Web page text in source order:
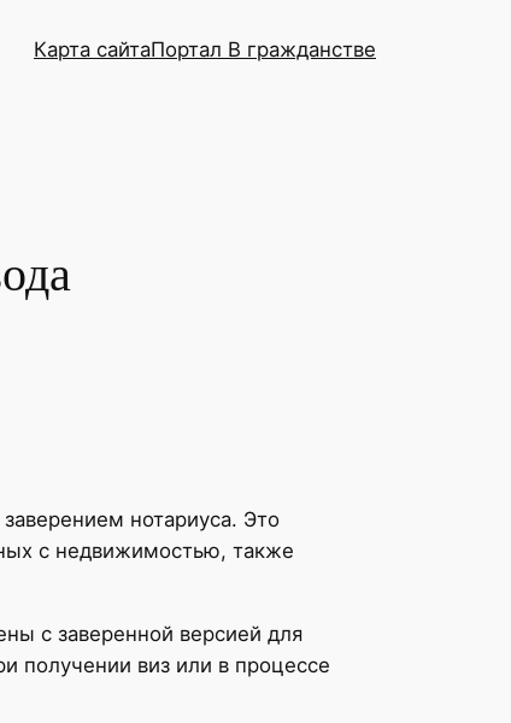
Карта сайтаПортал В гражданстве
нотариуса. Это
с недвижимостью, также
с заверенной версией для
получении виз или в процессе